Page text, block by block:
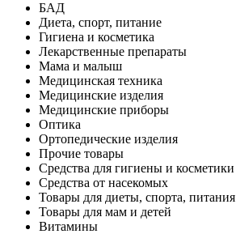
БАД
Диета, спорт, питание
Гигиена и косметика
Лекарственные препараты
Мама и малыш
Медицинская техника
Медицинские изделия
Медицинские приборы
Оптика
Ортопедические изделия
Прочие товары
Средства для гигиены и косметики
Средства от насекомых
Товары для диеты, спорта, питания
Товары для мам и детей
Витамины